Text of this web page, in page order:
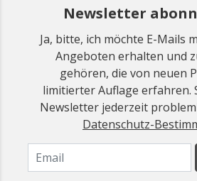
Newsletter
Ja, bitte, ich möchte E-Mails
Angeboten erhalten und
gehören, die von neuen
limitierter Auflage erfahren.
Newsletter jederzeit
Datenschutz-